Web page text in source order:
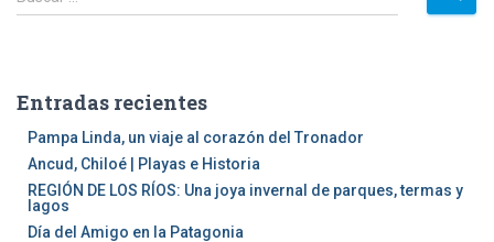
u
r
Entradas recientes
Pampa Linda, un viaje al corazón del Tronador
Ancud, Chiloé | Playas e Historia
REGIÓN DE LOS RÍOS: Una joya invernal de parques, termas y
lagos
Día del Amigo en la Patagonia